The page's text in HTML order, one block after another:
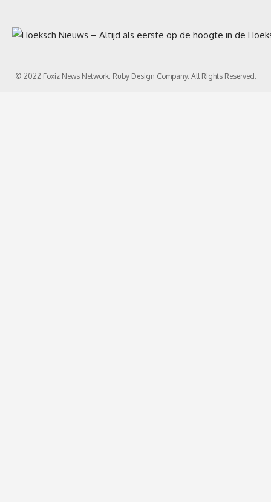
© 2022 Foxiz News Network. Ruby Design Company. All Rights Reserved.